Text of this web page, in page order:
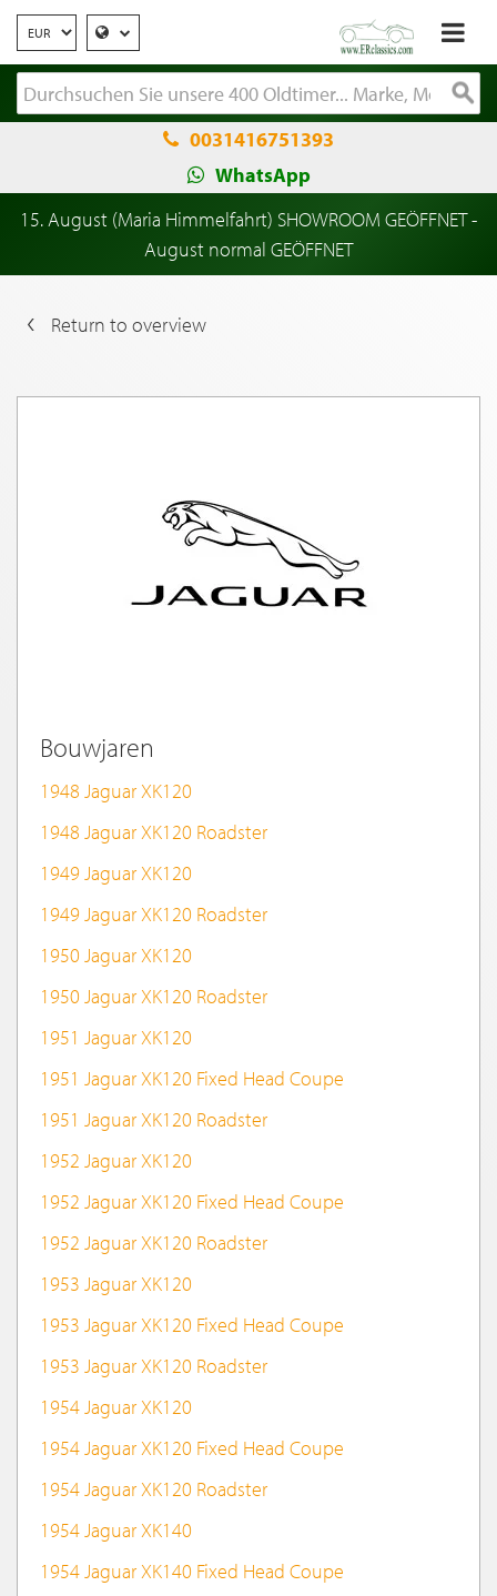
0031416751393
WhatsApp
15. August (Maria Himmelfahrt) SHOWROOM GEÖFFNET -
August normal GEÖFFNET
Return to overview
Bouwjaren
1948 Jaguar XK120
1948 Jaguar XK120 Roadster
1949 Jaguar XK120
1949 Jaguar XK120 Roadster
1950 Jaguar XK120
1950 Jaguar XK120 Roadster
1951 Jaguar XK120
1951 Jaguar XK120 Fixed Head Coupe
1951 Jaguar XK120 Roadster
1952 Jaguar XK120
1952 Jaguar XK120 Fixed Head Coupe
1952 Jaguar XK120 Roadster
1953 Jaguar XK120
1953 Jaguar XK120 Fixed Head Coupe
1953 Jaguar XK120 Roadster
1954 Jaguar XK120
1954 Jaguar XK120 Fixed Head Coupe
1954 Jaguar XK120 Roadster
1954 Jaguar XK140
1954 Jaguar XK140 Fixed Head Coupe